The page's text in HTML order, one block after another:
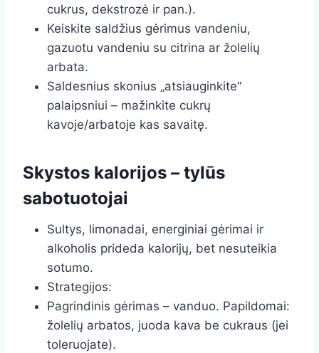
cukrus, dekstrozė ir pan.).
Keiskite saldžius gėrimus vandeniu,
gazuotu vandeniu su citrina ar žolelių
arbata.
Saldesnius skonius „atsiauginkite“
palaipsniui – mažinkite cukrų
kavoje/arbatoje kas savaitę.
Skystos kalorijos – tylūs
sabotuotojai
Sultys, limonadai, energiniai gėrimai ir
alkoholis prideda kalorijų, bet nesuteikia
sotumo.
Strategijos:
Pagrindinis gėrimas – vanduo. Papildomai:
žolelių arbatos, juoda kava be cukraus (jei
toleruojate).